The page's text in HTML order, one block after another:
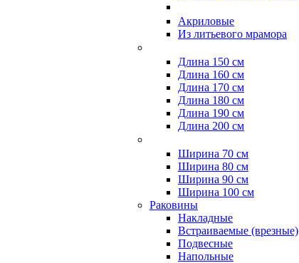
Акриловые
Из литьевого мрамора
Длина 150 см
Длина 160 см
Длина 170 см
Длина 180 см
Длина 190 см
Длина 200 см
Ширина 70 см
Ширина 80 см
Ширина 90 см
Ширина 100 см
Раковины
Накладные
Встраиваемые (врезные)
Подвесные
Напольные